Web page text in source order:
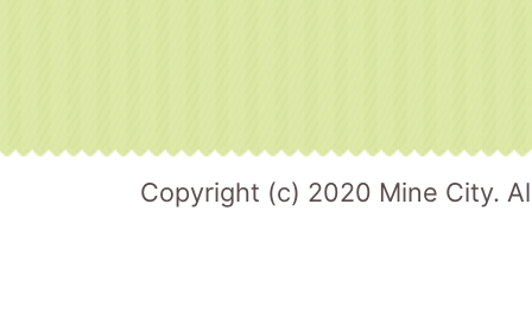
Copyright (c) 2020 Mine City.